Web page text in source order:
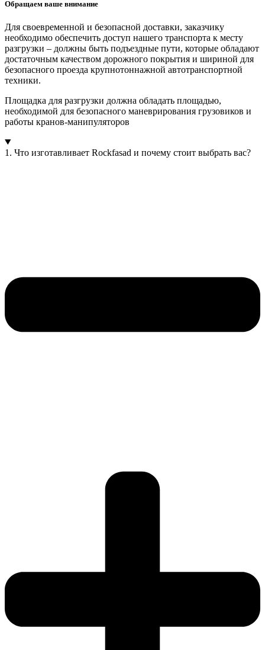
Обращаем ваше внимание
Для своевременной и безопасной доставки, заказчику
необходимо обеспечить доступ нашего транспорта к месту
разгрузки – должны быть подъездные пути, которые обладают
достаточным качеством дорожного покрытия и шириной для
безопасного проезда крупнотоннажной автотранспортной
техники.
Площадка для разгрузки должна обладать площадью,
необходимой для безопасного маневрирования грузовиков и
работы кранов-манипуляторов
1. Что изготавливает Rockfasad и почему стоит выбрать вас?